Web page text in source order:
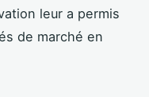
leur a permis
de marché en